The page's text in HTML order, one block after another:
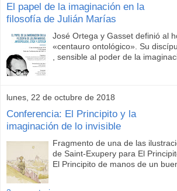
El papel de la imaginación en la
filosofía de Julián Marías
José Ortega y Gasset definió al
«centauro ontológico». Su
, sensible al poder de la
lunes, 22 de octubre de 2018
Conferencia: El Principito y la
imaginación de lo invisible
Fragmento de una de las
de Saint-Exupery para El
El Principito de manos de un